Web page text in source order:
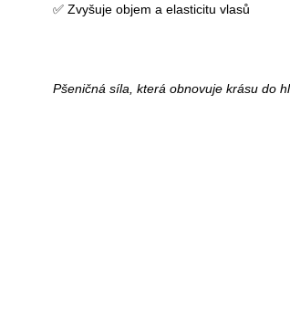
✅ Zvyšuje objem a elasticitu vlasů
Pšeničná síla, která obnovuje krásu do